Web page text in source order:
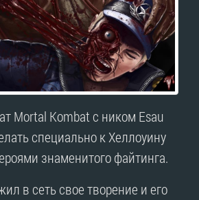
Mortal Kombat с ником Esau
специально к Хеллоуину
знаменитого файтинга.
в сеть свое творение и его